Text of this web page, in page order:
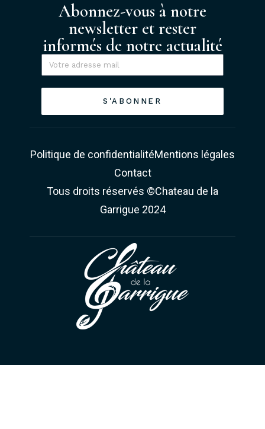
Abonnez-vous à notre
newsletter et rester
informés de notre actualité
S'ABONNER
Politique de confidentialitéMentions légales
Contact
Tous droits réservés ©Chateau de la
Garrigue 2024